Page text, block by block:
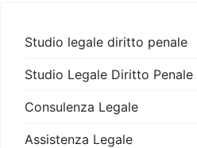
Studio legale diritto penale
Studio Legale Diritto Penale
Consulenza Legale
Assistenza Legale